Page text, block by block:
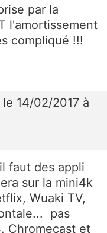
par la
l'amortissement
compliqué !!!
le 14/02/2017 à
faut des appli
sur la mini4k
Wuaki TV,
pas
Chromecast et